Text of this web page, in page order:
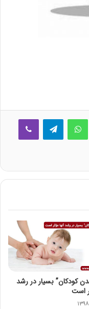
اسکایپ واتس آپ
چاپ
کودکان” بسیار در رشد
است
۱۷